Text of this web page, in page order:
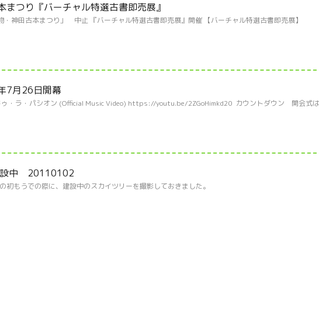
まつり『バーチャル特選古書即売展』
・神田古本まつり」 中止 『バーチャル特選古書即売展』開催 【バーチャル特選古書即売展】
7月26日開幕
ゥ・ラ・パシオン (Official Music Video) https://youtu.be/2ZGoHimkd20 カウントダウン 開会式は
設中 20110102
の初もうでの際に、建設中のスカイツリーを撮影しておきました。